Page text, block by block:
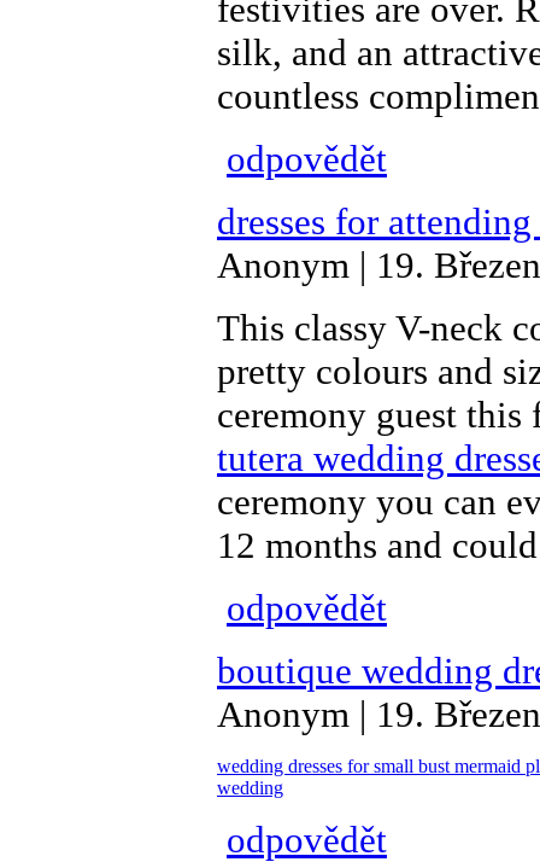
festivities are over.
silk, and an
countless
odpovědět
dresses for
Anonym | 19.
This classy V-neck
pretty colours and
ceremony guest
tutera wedding
ceremony you can
12 months and
odpovědět
boutique wedding
Anonym | 19.
wedding dresses for small bust mermaid
wedding
odpovědět